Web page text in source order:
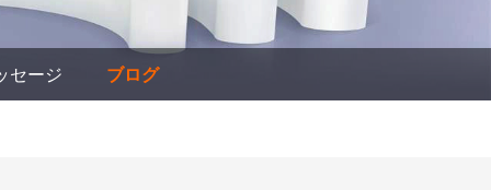
セージ ブログ